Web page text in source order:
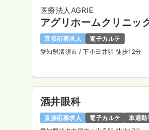
医療法人AGRIE
アグリホームクリニッ
直接応募求人
電子カルテ
愛知県清須市 / 下小田井駅 徒歩12分
酒井眼科
直接応募求人 電子カルテ 車通勤